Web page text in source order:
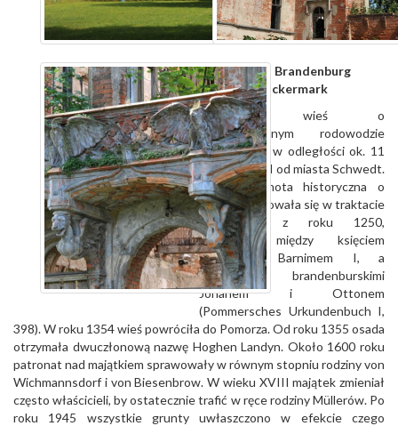
Bundesland: Brandenburg
Landkreis:Uckermark
Niewielka wieś o
średniowiecznym rodowodzie
usytuowana w odległości ok. 11
km na zachód od miasta Schwedt.
Najstarsza nota historyczna o
Landitt zachowała się w traktacie
pokojowym z roku 1250,
zawartym między księciem
pomorskim Barnimem I, a
margrabiami brandenburskimi
Johanem i Ottonem
(Pommersches Urkundenbuch I,
398). W roku 1354 wieś powróciła do Pomorza. Od roku 1355 osada
otrzymała dwuczłonową nazwę Hoghen Landyn. Około 1600 roku
patronat nad majątkiem sprawowały w równym stopniu rodziny von
Wichmannsdorf i von Biesenbrow. W wieku XVIII majątek zmieniał
często właścicieli, by ostatecznie trafić w ręce rodziny Müllerów. Po
roku 1945 wszystkie grunty uwłaszczono w efekcie czego